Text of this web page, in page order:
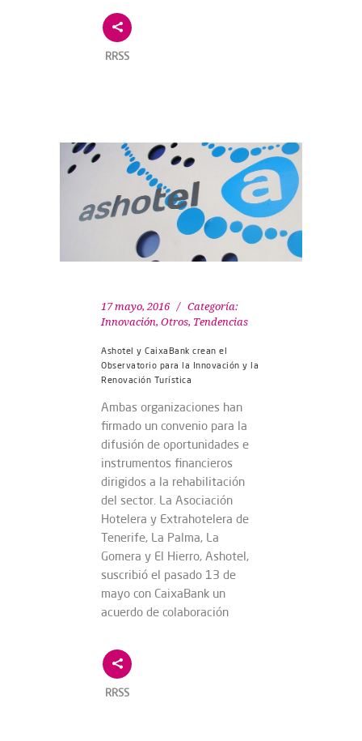
RRSS
17 mayo, 2016
Categoría:
Innovación, Otros, Tendencias
Ashotel y CaixaBank crean el
Observatorio para la Innovación y la
Renovación Turística
Ambas organizaciones han
firmado un convenio para la
difusión de oportunidades e
instrumentos financieros
dirigidos a la rehabilitación
del sector. La Asociación
Hotelera y Extrahotelera de
Tenerife, La Palma, La
Gomera y El Hierro, Ashotel,
suscribió el pasado 13 de
mayo con CaixaBank un
acuerdo de colaboración
RRSS